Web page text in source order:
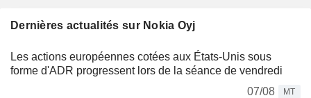
Dernières actualités sur Nokia Oyj
Les actions européennes cotées aux États-Unis sous
forme d'ADR progressent lors de la séance de vendredi
07/08
MT